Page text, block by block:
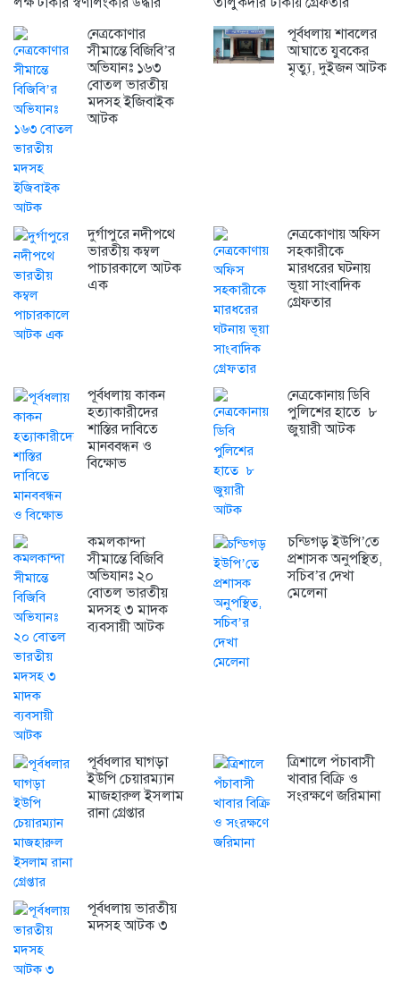
নেত্রকোণার
সীমান্তে বিজিবি’র
অভিযানঃ ১৬৩
বোতল ভারতীয়
মদসহ ইজিবাইক
আটক
পূর্বধলায় শাবলের
আঘাতে যুবকের
মৃত্যু, দুইজন আটক
দুর্গাপুরে নদীপথে
ভারতীয় কম্বল
পাচারকালে আটক
এক
নেত্রকোণায় অফিস
সহকারীকে
মারধরের ঘটনায়
ভূয়া সাংবাদিক
গ্রেফতার
পূর্বধলায় কাকন
হত্যাকারীদের
শাস্তির দাবিতে
মানববন্ধন ও
বিক্ষোভ
নেত্রকোনায় ডিবি
পুলিশের হাতে ৮
জুয়ারী আটক
কমলকান্দা
সীমান্তে বিজিবি
অভিযানঃ ২০
বোতল ভারতীয়
মদসহ ৩ মাদক
ব্যবসায়ী আটক
চন্ডিগড় ইউপি’তে
প্রশাসক অনুপস্থিত,
সচিব’র দেখা
মেলেনা
পূর্বধলার ঘাগড়া
ইউপি চেয়ারম্যান
মাজহারুল ইসলাম
রানা গ্রেপ্তার
ত্রিশালে পঁচাবাসী
খাবার বিক্রি ও
সংরক্ষণে জরিমানা
পূর্বধলায় ভারতীয়
মদসহ আটক ৩